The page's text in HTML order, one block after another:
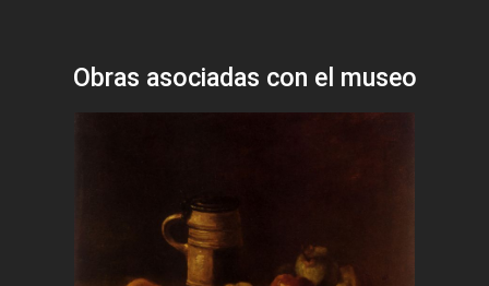
Obras asociadas con el museo